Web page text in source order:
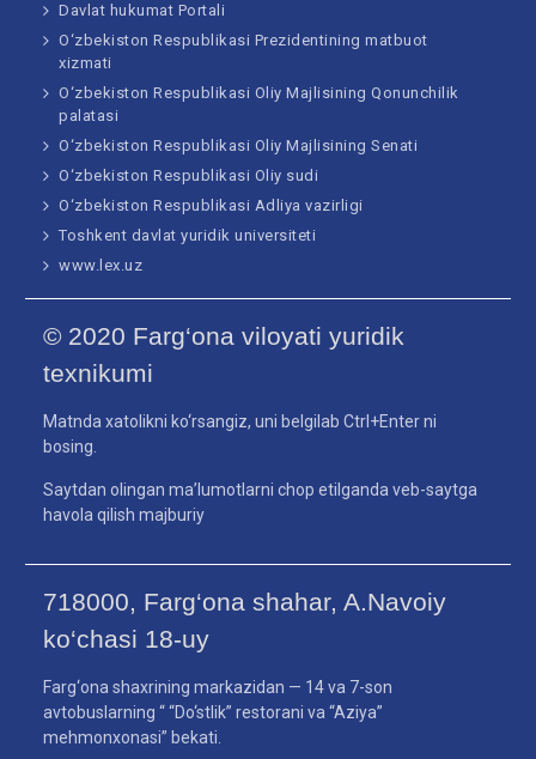
Davlat hukumat Portali
O‘zbekiston Respublikasi Prezidentining matbuot
xizmati
O‘zbekiston Respublikasi Oliy Majlisining Qonunchilik
palatasi
O‘zbekiston Respublikasi Oliy Majlisining Senati
O‘zbekiston Respublikasi Oliy sudi
O‘zbekiston Respublikasi Adliya vazirligi
Toshkent davlat yuridik universiteti
www.lex.uz
© 2020 Farg‘ona viloyati yuridik
texnikumi
Matnda xatolikni ko‘rsangiz, uni belgilab Ctrl+Enter ni
bosing.
Saytdan olingan ma’lumotlarni chop etilganda veb-saytga
havola qilish majburiy
718000, Farg‘ona shahar, A.Navoiy
ko‘chasi 18-uy
Farg‘ona shaxrining markazidan — 14 va 7-son
avtobuslarning “ “Do‘stlik” restorani va “Aziya”
mehmonxonasi” bekati.